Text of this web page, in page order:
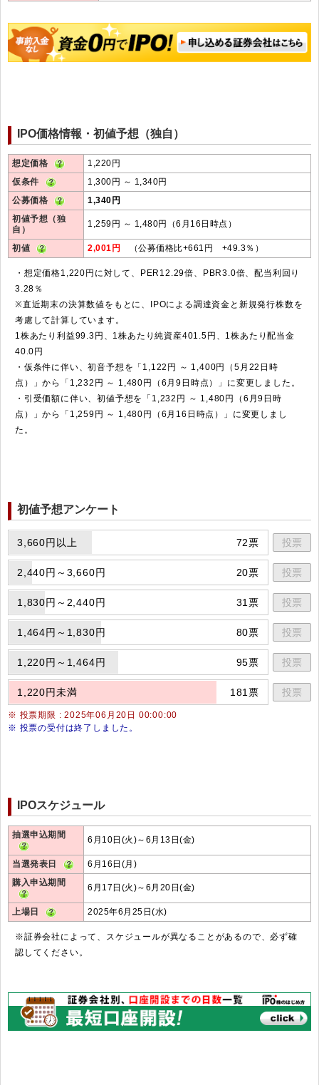
IPO価格情報・初値予想（独自）
想定価格
1,220円
仮条件
1,300円 ～ 1,340円
公募価格
1,340円
初値予想（独
自）
1,259円 ～ 1,480円（6月16日時点）
初値 2,001円 （公募価格比+661円 +49.3％）
・想定価格1,220円に対して、PER12.29倍、PBR3.0倍、配当利回り
3.28％
※直近期末の決算数値をもとに、IPOによる調達資金と新規発行株数を
考慮して計算しています。
1株あたり利益99.3円、1株あたり純資産401.5円、1株あたり配当金
40.0円
・仮条件に伴い、初音予想を「1,122円 ～ 1,400円（5月22日時
点）」から「1,232円 ～ 1,480円（6月9日時点）」に変更しました。
・引受価額に伴い、初値予想を「1,232円 ～ 1,480円（6月9日時
点）」から「1,259円 ～ 1,480円（6月16日時点）」に変更しまし
た。
初値予想アンケート
3,660円以上 72票 投票
2,440円～3,660円 20票 投票
1,830円～2,440円 31票 投票
1,464円～1,830円 80票 投票
1,220円～1,464円 95票 投票
1,220円未満 181票 投票
※ 投票期限 : 2025年06月20日 00:00:00
※ 投票の受付は終了しました。
IPOスケジュール
抽選申込期間 6月10日(火)～6月13日(金)
当選発表日
6月16日(月)
購入申込期間
6月17日(火)～6月20日(金)
上場日 2025年6月25日(水)
※証券会社によって、スケジュールが異なることがあるので、必ず確
認してください。